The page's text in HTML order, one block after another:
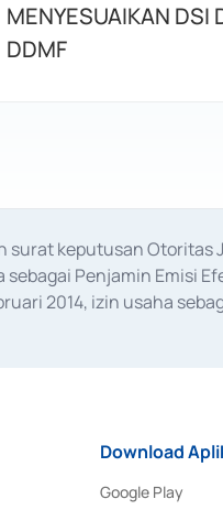
MENYESUAIKAN DSI
DDMF
keputusan Otoritas
Penjamin Emisi
2014, izin usaha
Download
Google Play